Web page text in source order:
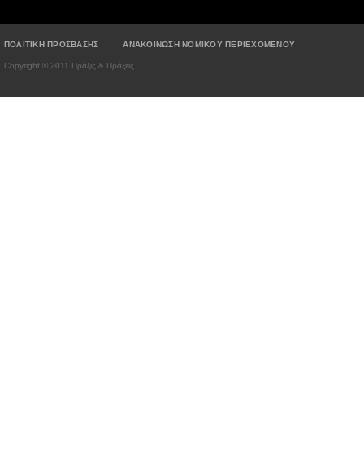
ΠΟΛΙΤΙΚΗ ΠΡΟΣΒΑΣΗΣ ΑΝΑΚΟΙΝΩΣΗ ΝΟΜΙΚΟΥ ΠΕΡΙΕΧΟΜΕΝΟΥ
Copyright © 2011 Πράξις & Πράξεις